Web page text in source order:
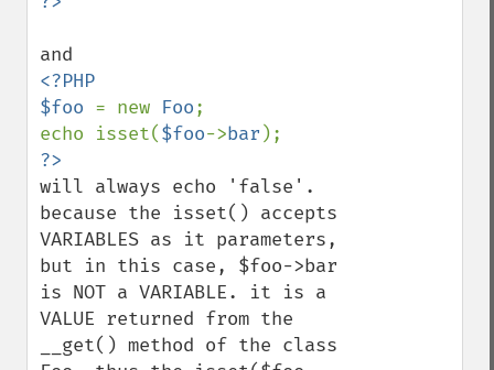
<?PHP
$foo = new Foo;
echo isset($foo->bar
will always echo 'false'.
because the isset() accepts
VARIABLES as it parameters,
but in this case, $foo->bar
is NOT a VARIABLE. it is a
VALUE returned from the
__get() method of the class